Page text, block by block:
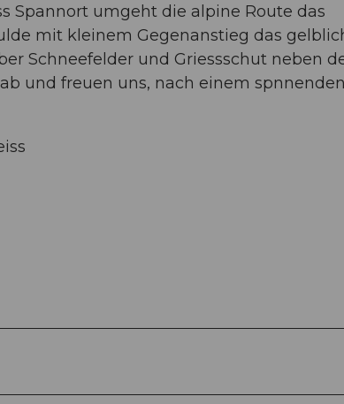
Spannort umgeht die alpine Route das
mit kleinem Gegenanstieg das
Schneefelder und Griessschut neben
und freuen uns, nach einem